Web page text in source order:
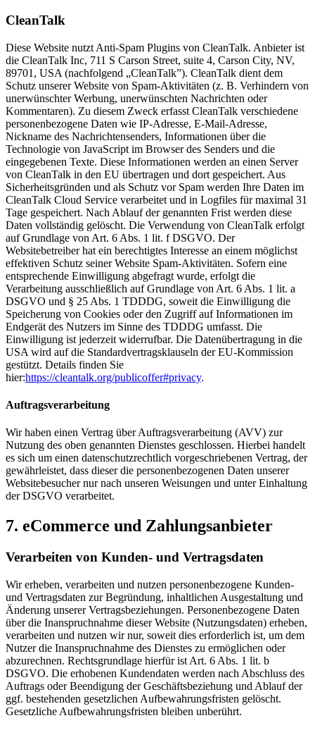
CleanTalk
Diese Website nutzt Anti-Spam Plugins von CleanTalk. Anbieter ist
die CleanTalk Inc, 711 S Carson Street, suite 4, Carson City, NV,
89701, USA (nachfolgend „CleanTalk”). CleanTalk dient dem
Schutz unserer Website von Spam-Aktivitäten (z. B. Verhindern von
unerwünschter Werbung, unerwünschten Nachrichten oder
Kommentaren). Zu diesem Zweck erfasst CleanTalk verschiedene
personenbezogene Daten wie IP-Adresse, E-Mail-Adresse,
Nickname des Nachrichtensenders, Informationen über die
Technologie von JavaScript im Browser des Senders und die
eingegebenen Texte. Diese Informationen werden an einen Server
von CleanTalk in den EU übertragen und dort gespeichert. Aus
Sicherheitsgründen und als Schutz vor Spam werden Ihre Daten im
CleanTalk Cloud Service verarbeitet und in Logfiles für maximal 31
Tage gespeichert. Nach Ablauf der genannten Frist werden diese
Daten vollständig gelöscht. Die Verwendung von CleanTalk erfolgt
auf Grundlage von Art. 6 Abs. 1 lit. f DSGVO. Der
Websitebetreiber hat ein berechtigtes Interesse an einem möglichst
effektiven Schutz seiner Website Spam-Aktivitäten. Sofern eine
entsprechende Einwilligung abgefragt wurde, erfolgt die
Verarbeitung ausschließlich auf Grundlage von Art. 6 Abs. 1 lit. a
DSGVO und § 25 Abs. 1 TDDDG, soweit die Einwilligung die
Speicherung von Cookies oder den Zugriff auf Informationen im
Endgerät des Nutzers im Sinne des TDDDG umfasst. Die
Einwilligung ist jederzeit widerrufbar. Die Datenübertragung in die
USA wird auf die Standardvertragsklauseln der EU-Kommission
gestützt. Details finden Sie
hier:https://cleantalk.org/publicoffer#privacy.
Auftragsverarbeitung
Wir haben einen Vertrag über Auftragsverarbeitung (AVV) zur
Nutzung des oben genannten Dienstes geschlossen. Hierbei handelt
es sich um einen datenschutzrechtlich vorgeschriebenen Vertrag, der
gewährleistet, dass dieser die personenbezogenen Daten unserer
Websitebesucher nur nach unseren Weisungen und unter Einhaltung
der DSGVO verarbeitet.
7. eCommerce und Zahlungs­anbieter
Verarbeiten von Kunden- und Vertragsdaten
Wir erheben, verarbeiten und nutzen personenbezogene Kunden-
und Vertragsdaten zur Begründung, inhaltlichen Ausgestaltung und
Änderung unserer Vertragsbeziehungen. Personenbezogene Daten
über die Inanspruchnahme dieser Website (Nutzungsdaten) erheben,
verarbeiten und nutzen wir nur, soweit dies erforderlich ist, um dem
Nutzer die Inanspruchnahme des Dienstes zu ermöglichen oder
abzurechnen. Rechtsgrundlage hierfür ist Art. 6 Abs. 1 lit. b
DSGVO. Die erhobenen Kundendaten werden nach Abschluss des
Auftrags oder Beendigung der Geschäftsbeziehung und Ablauf der
ggf. bestehenden gesetzlichen Aufbewahrungsfristen gelöscht.
Gesetzliche Aufbewahrungsfristen bleiben unberührt.